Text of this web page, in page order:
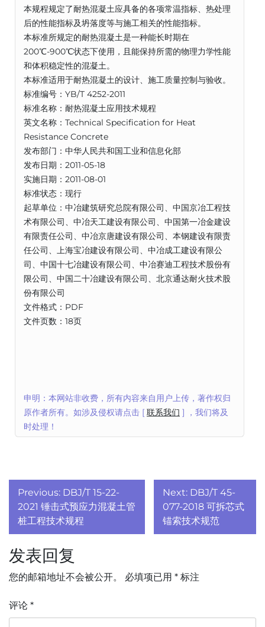
本规程规定了耐热混凝土应具备的各项常温指标、热处理
后的性能指标及坍落度等与施工相关的性能指标。
本标准所规定的耐热混凝土是一种能长时期在
200℃-900℃状态下使用，且能保持所需的物理力学性能
和体积稳定性的混凝土。
本标准适用于耐热混凝土的设计、施工质量控制与验收。
标准编号：YB/T 4252-2011
标准名称：耐热混凝土应用技术规程
英文名称：Technical Specification for Heat
Resistance Concrete
发布部门：中华人民共和国工业和信息化部
发布日期：2011-05-18
实施日期：2011-08-01
标准状态：现行
起草单位：中冶建筑研究总院有限公司、中国京冶工程技
术有限公司、中冶天工建设有限公司、中国第一冶金建设
有限责任公司、中冶京唐建设有限公司、本钢建设有限责
任公司、上海宝冶建设有限公司、中冶成工建设有限公
司、中国十七冶建设有限公司、中冶赛迪工程技术股份有
限公司、中国二十冶建设有限公司、北京通达耐火技术股
份有限公司
文件格式：PDF
文件页数：18页
申明：本网站非收费，所有内容来自用户上传，著作权归
原作者所有。如涉及侵权请点击 [ 联系我们 ] ，我们将及
时处理！
文
章
导
航
Previous: DBJ/T 15-22-
2021 锤击式预应力混凝土管
桩工程技术规程
Next: DBJ/T 45-
077-2018 可拆芯式
锚索技术规范
发表回复
您的邮箱地址不会被公开。 必填项已用 * 标注
评论 *